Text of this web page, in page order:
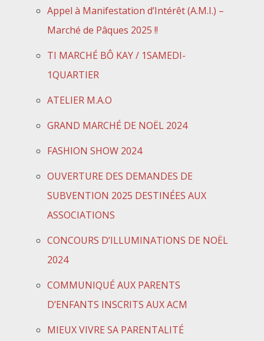
Appel à Manifestation d’Intérêt (A.M.I.) –
Marché de Pâques 2025 !!
TI MARCHÉ BÔ KAY / 1SAMEDI-
1QUARTIER
ATELIER M.A.O
GRAND MARCHÉ DE NOËL 2024
FASHION SHOW 2024
OUVERTURE DES DEMANDES DE
SUBVENTION 2025 DESTINÉES AUX
ASSOCIATIONS
CONCOURS D’ILLUMINATIONS DE NOËL
2024
COMMUNIQUÉ AUX PARENTS
D’ENFANTS INSCRITS AUX ACM
MIEUX VIVRE SA PARENTALITÉ